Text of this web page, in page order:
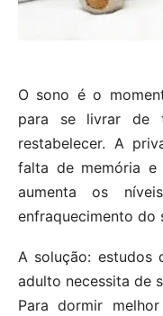
O sono é o
para se livrar de
restabelecer. A
falta de memória e
aumenta os
enfraquecimento do
A solução: estudos
adulto necessita de
Para dormir